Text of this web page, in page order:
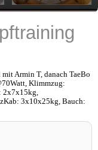
Armin T, danach TaeBo
Klimmzug:
2x7x15kg,
3x10x25kg, Bauch: